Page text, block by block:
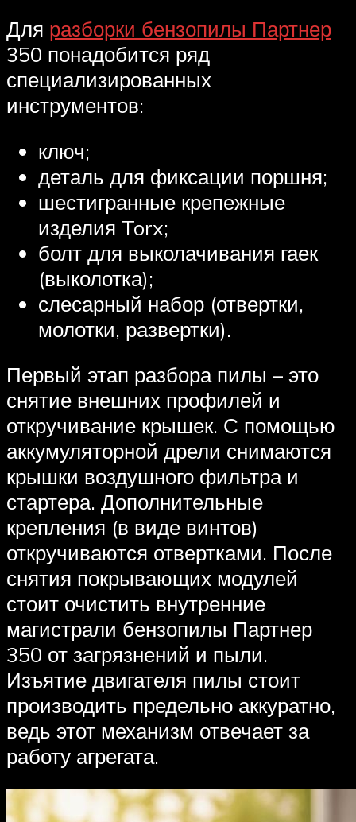
Для разборки бензопилы Партнер
350 понадобится ряд
специализированных
инструментов:
ключ;
деталь для фиксации поршня;
шестигранные крепежные
изделия Torx;
болт для выколачивания гаек
(выколотка);
слесарный набор (отвертки,
молотки, развертки).
Первый этап разбора пилы – это
снятие внешних профилей и
откручивание крышек. С помощью
аккумуляторной дрели снимаются
крышки воздушного фильтра и
стартера. Дополнительные
крепления (в виде винтов)
откручиваются отвертками. После
снятия покрывающих модулей
стоит очистить внутренние
магистрали бензопилы Партнер
350 от загрязнений и пыли.
Изъятие двигателя пилы стоит
производить предельно аккуратно,
ведь этот механизм отвечает за
работу агрегата.